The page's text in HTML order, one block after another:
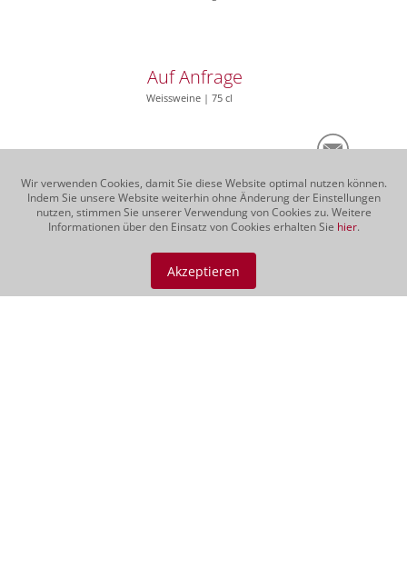
Wir verwenden Cookies, damit Sie diese Website optimal nutzen können.
Indem Sie unsere Website weiterhin ohne Änderung der Einstellungen
nutzen, stimmen Sie unserer Verwendung von Cookies zu. Weitere
Informationen über den Einsatz von Cookies erhalten Sie hier.
Akzeptieren
Auf Anfrage
Weissweine | 75 cl